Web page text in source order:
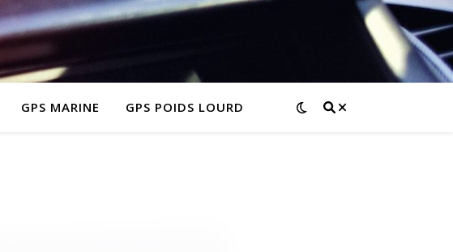
GPS MARINE GPS POIDS LOURD